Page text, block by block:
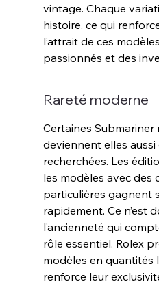
vintage. Chaque
histoire, ce qui
l’attrait de ces
passionnés et des
Rareté moderne
Certaines Submariner
deviennent elles
recherchées. Les
les modèles avec des
particulières gagnent
rapidement. Ce n’est
l’ancienneté qui
rôle essentiel. Rolex
modèles en quantités
renforce leur